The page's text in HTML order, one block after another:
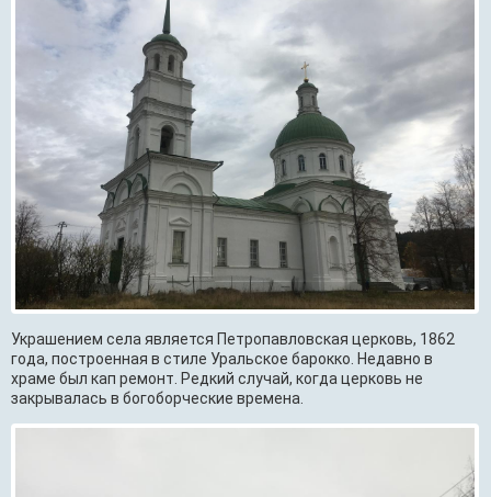
Украшением села является Петропавловская церковь, 1862
года, построенная в стиле Уральское барокко. Недавно в
храме был кап ремонт. Редкий случай, когда церковь не
закрывалась в богоборческие времена.